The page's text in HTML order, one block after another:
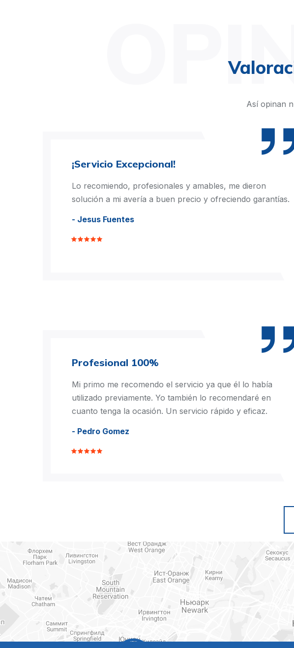
Así opinan
¡Servicio Excepcional!
Lo recomiendo, profesionales y amables, me dieron
solución a mi avería a buen precio y ofreciendo garantías.
- Jesus Fuentes
Profesional 100%
Mi primo me recomendo el servicio ya que él lo había
utilizado previamente. Yo también lo recomendaré en
cuanto tenga la ocasión. Un servicio rápido y eficaz.
- Pedro Gomez